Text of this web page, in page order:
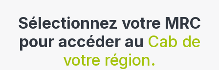
Sélectionnez votre MRC
pour accéder au Cab de
votre région.